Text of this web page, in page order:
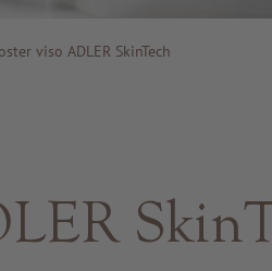
viso ADLER SkinTech